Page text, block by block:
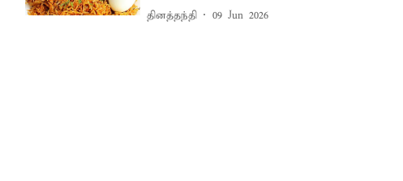
தினத்தந்தி 09 Jun 2026